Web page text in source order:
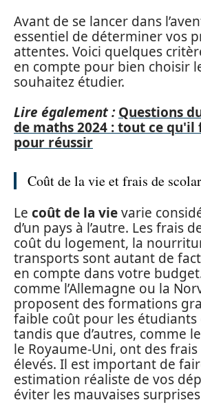
Avant de se lancer dans
essentiel de déterminer vos
attentes. Voici quelques
en compte pour bien choisir
souhaitez étudier.
Lire également : Questions
de maths 2024 : tout ce qu'il
pour réussir
Coût de la vie et frais de
Le coût de la vievarie
d’un pays à l’autre. Les frais
coût du logement, la
transports sont autant de
en compte dans votre
comme l’Allemagne ou la
proposent des formations
faible coût pour les étudiants
tandis que d’autres, comme
le Royaume-Uni, ont des
élevés. Il est important de
estimation réaliste de vos
éviter les mauvaises